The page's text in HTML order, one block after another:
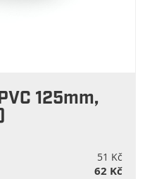
125mm,
51 Kč
62 Kč